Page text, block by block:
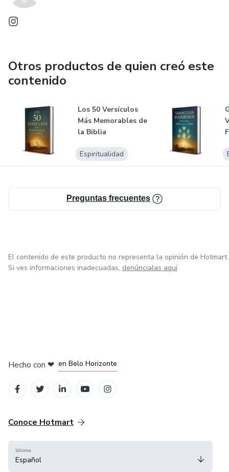
Otros productos de quien creó este
contenido
Los 50 Versículos
Más Memorables de
la Biblia
Espiritualidad
Preguntas frecuentes
El contenido de este producto no representa la opinión de Hotmart.
Si ves informaciones inadecuadas, denúncialas aquí
Hecho con ❤ en Belo Horizonte
Conoce Hotmart
Idioma
Español